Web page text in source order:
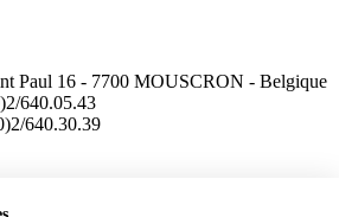
Paul 16 - 7700 MOUSCRON - Belgique
640.05.43
640.30.39